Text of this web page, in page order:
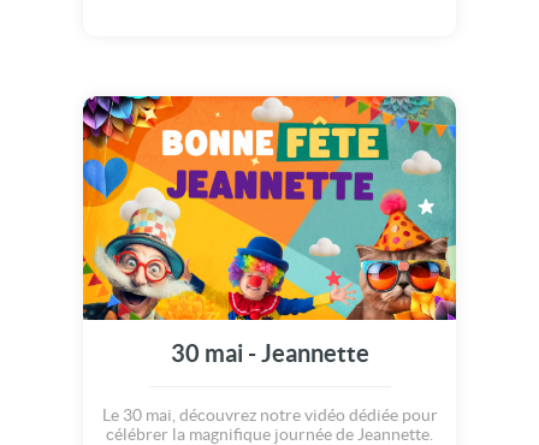
30 mai - Jeannette
Le 30 mai, découvrez notre vidéo dédiée pour
célébrer la magnifique journée de Jeannette.